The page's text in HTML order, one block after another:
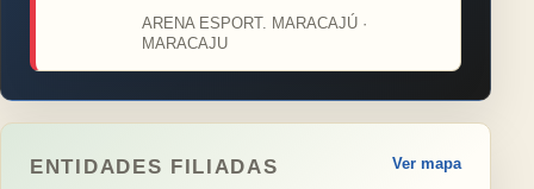
ARENA ESPORT. MARACAJÚ ·
MARACAJU
ENTIDADES FILIADAS Ver mapa